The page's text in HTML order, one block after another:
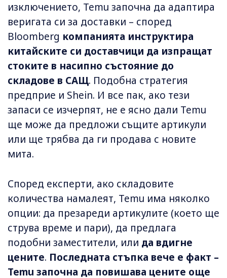
изключението, Temu започна да адаптира
веригата си за доставки – според
Bloomberg компанията инструктира
китайските си доставчици да изпращат
стоките в насипно състояние до
складове в САЩ. Подобна стратегия
предприе и Shein. И все пак, ако тези
запаси се изчерпят, не е ясно дали Temu
ще може да предложи същите артикули
или ще трябва да ги продава с новите
мита.
Според експерти, ако складовите
количества намалеят, Temu има няколко
опции: да презареди артикулите (което ще
струва време и пари), да предлага
подобни заместители, или да вдигне
цените. Последната стъпка вече е факт –
Temu започна да повишава цените още